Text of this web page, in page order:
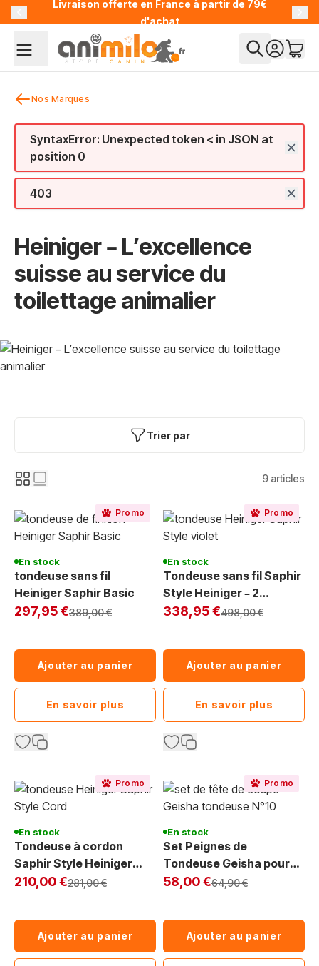
Allez au contenuLivraison offerte en France à partir de 79€
d'achat
Nos Marques
SyntaxError: Unexpected token < in JSON at
position 0
403
Heiniger – L’excellence
suisse au service du
toilettage animalier
Trier par
9 articles
Promo
En stock
tondeuse sans fil
Heiniger Saphir Basic
Exclu Web
297,95 €Prix normal
389,00 €
Ajouter au panier
En savoir plus
Promo
En stock
Tondeuse sans fil Saphir
Style Heiniger – 2
Batteries, Silencieuse,
Exclu Web
338,95 €Prix normal
498,00 €
Ajouter au panier
En savoir plus
Promo
En stock
Tondeuse à cordon
Saphir Style Heiniger
Cord
Exclu Web
210,00 €Prix normal
281,00 €
Ajouter au panier
Promo
En stock
Set Peignes de
Tondeuse Geisha pour
Tête de Coupe N°10 – 9
Exclu Web
58,00 €Prix normal
64,90 €
Ajouter au panier